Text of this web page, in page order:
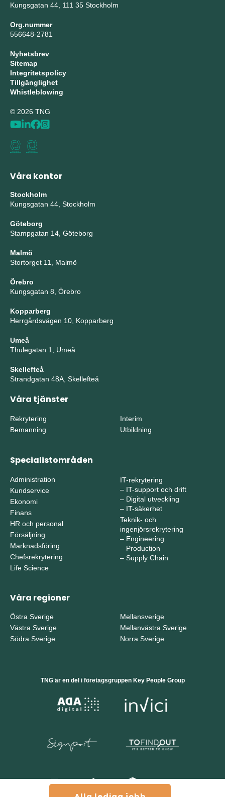
Kungsgatan 44, 111 35 Stockholm
Org.nummer
556648-2781
Nyhetsbrev
Sitemap
Integritetspolicy
Tillgänglighet
Whistleblowing
© 2026 TNG
Våra kontor
Stockholm
Kungsgatan 44, Stockholm
Göteborg
Stampgatan 14, Göteborg
Malmö
Stortorget 11, Malmö
Örebro
Kungsgatan 8, Örebro
Kopparberg
Herrgårdsvägen 10, Kopparberg
Umeå
Thulegatan 1, Umeå
Skellefteå
Strandgatan 48A, Skellefteå
Våra tjänster
Rekrytering
Bemanning
Interim
Utbildning
Specialistområden
Administration
Kundservice
Ekonomi
Finans
HR och personal
Försäljning
Marknadsföring
Chefsrekrytering
Life Science
IT-rekrytering
– IT-support och drift
– Digital utveckling
– IT-säkerhet
Teknik- och
ingenjörsrekrytering
– Engineering
– Production
– Supply Chain
Våra regioner
Östra Sverige
Västra Sverige
Södra Sverige
Mellansverige
Mellanvästra Sverige
Norra Sverige
TNG är en del i företagsgruppen Key People Group